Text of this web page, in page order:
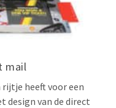
mail
heeft voor een
design van de direct